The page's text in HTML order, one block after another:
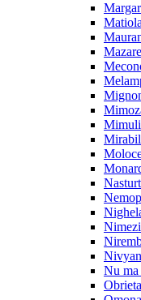
Matiola
Nu ma
Obrieta